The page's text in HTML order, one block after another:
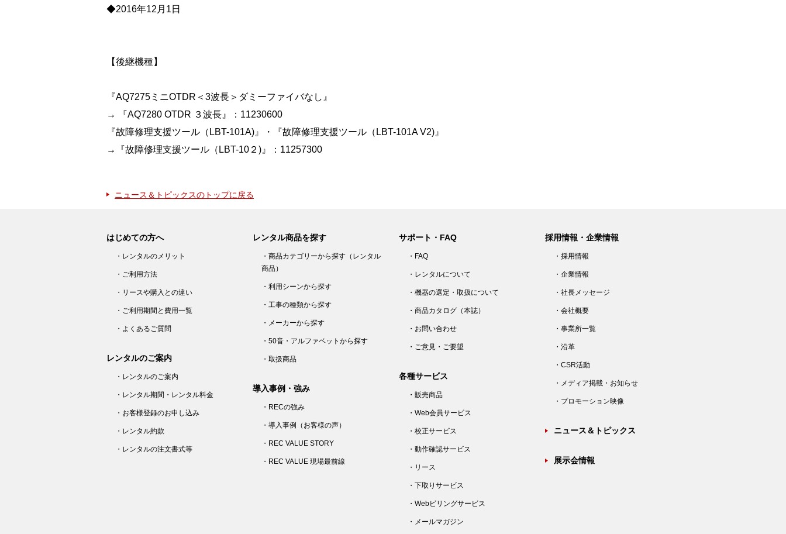
◆2016年12月1日
【後継機種】
『AQ7275ミニOTDR＜3波長＞ダミーファイバなし』
→ 『AQ7280 OTDR ３波長』：11230600
『故障修理支援ツール（LBT-101A)』・『故障修理支援ツール（LBT-101A V2)』
→『故障修理支援ツール（LBT-10２)』：11257300
ニュース＆トピックスのトップに戻る
はじめての方へ
・レンタルのメリット
・ご利用方法
・リースや購入との違い
・ご利用期間と費用一覧
・よくあるご質問
レンタルのご案内
・レンタルのご案内
・レンタル期間・レンタル料金
・お客様登録のお申し込み
・レンタル約款
・レンタルの注文書式等
レンタル商品を探す
・商品カテゴリーから探す（レンタル
商品）
・利用シーンから探す
・工事の種類から探す
・メーカーから探す
・50音・アルファベットから探す
・取扱商品
導入事例・強み
・RECの強み
・導入事例（お客様の声）
・REC VALUE STORY
・REC VALUE 現場最前線
サポート・FAQ
・FAQ
・レンタルについて
・機器の選定・取扱について
・商品カタログ（本誌）
・お問い合わせ
・ご意見・ご要望
各種サービス
・販売商品
・Web会員サービス
・校正サービス
・動作確認サービス
・リース
・下取りサービス
・Webビリングサービス
・メールマガジン
採用情報・企業情報
・採用情報
・企業情報
・社長メッセージ
・会社概要
・事業所一覧
・沿革
・CSR活動
・メディア掲載・お知らせ
・プロモーション映像
ニュース＆トピックス
展示会情報